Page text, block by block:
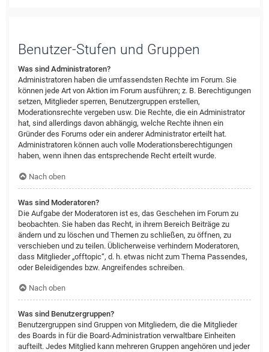
Benutzer-Stufen und Gruppen
Was sind Administratoren?
Administratoren haben die umfassendsten Rechte im Forum. Sie
können jede Art von Aktion im Forum ausführen; z. B. Berechtigungen
setzen, Mitglieder sperren, Benutzergruppen erstellen,
Moderationsrechte vergeben usw. Die Rechte, die ein Administrator
hat, sind allerdings davon abhängig, welche Rechte ihnen ein
Gründer des Forums oder ein anderer Administrator erteilt hat.
Administratoren können auch volle Moderationsberechtigungen
haben, wenn ihnen das entsprechende Recht erteilt wurde.
Nach oben
Was sind Moderatoren?
Die Aufgabe der Moderatoren ist es, das Geschehen im Forum zu
beobachten. Sie haben das Recht, in ihrem Bereich Beiträge zu
ändern und zu löschen und Themen zu schließen, zu öffnen, zu
verschieben und zu teilen. Üblicherweise verhindern Moderatoren,
dass Mitglieder „offtopic“, d. h. etwas nicht zum Thema Passendes,
oder Beleidigendes bzw. Angreifendes schreiben.
Nach oben
Was sind Benutzergruppen?
Benutzergruppen sind Gruppen von Mitgliedern, die die Mitglieder
des Boards in für die Board-Administration verwaltbare Einheiten
aufteilt. Jedes Mitglied kann mehreren Gruppen angehören und jeder